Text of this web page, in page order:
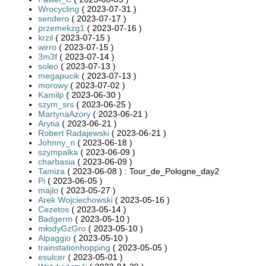
Wrocycling ( 2023-07-31 )
sendero ( 2023-07-17 )
przemekzg1 ( 2023-07-16 )
krzil ( 2023-07-15 )
wirro ( 2023-07-15 )
3m3f ( 2023-07-14 )
soleo ( 2023-07-13 )
megapucik ( 2023-07-13 )
morowy ( 2023-07-02 )
Kamilp ( 2023-06-30 )
szym_srs ( 2023-06-25 )
MartynaAzory ( 2023-06-21 )
Arytia ( 2023-06-21 )
Robert Radajewski ( 2023-06-21 )
Johnny_n ( 2023-06-18 )
szympalka ( 2023-06-09 )
charbasia ( 2023-06-09 )
Tamiza ( 2023-06-08 ) : Tour_de_Pologne_day2
Pi ( 2023-06-05 )
majlo ( 2023-05-27 )
Arek Wojciechowski ( 2023-05-16 )
Cezetos ( 2023-05-14 )
Badgerm ( 2023-05-10 )
młodyGzGro ( 2023-05-10 )
Alpaggio ( 2023-05-10 )
trainstationhopping ( 2023-05-05 )
esulcer ( 2023-05-01 )